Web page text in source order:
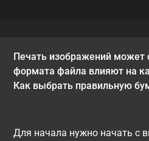
Печать изображений может
формата файла влияют на
Как выбрать правильную
Для начала нужно начать с